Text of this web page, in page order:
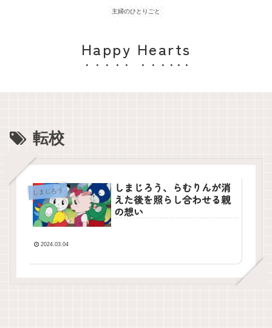
主婦のひとりごと
Happy Hearts
転校
しまじろう
しまじろう、らむりんが消
えた後を照らし合わせる親
の想い
2024.03.04